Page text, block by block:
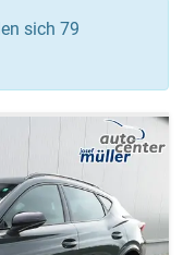
sich 79